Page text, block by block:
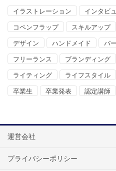
イラストレーション インタビ
コペンフラップ スキルアップ
デザイン ハンドメイド バ
フリーランス ブランディング
ライティング ライフスタイル
卒業生 卒業発表 認定講師
運営会社
プライバシーポリシー